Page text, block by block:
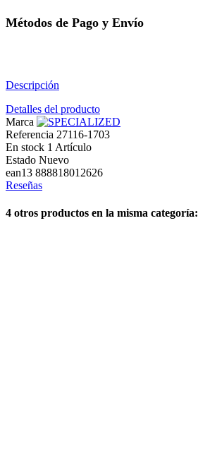
Métodos de Pago y Envío
Descripción
Detalles del producto
Marca
Referencia 27116-1703
En stock 1 Artículo
Estado Nuevo
ean13 888818012626
Reseñas
4 otros productos en la misma categoría: